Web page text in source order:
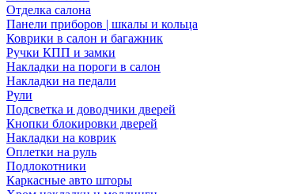
Отделка салона
Панели приборов | шкалы и кольца
Коврики в салон и багажник
Ручки КПП и замки
Накладки на пороги в салон
Накладки на педали
Рули
Подсветка и доводчики дверей
Кнопки блокировки дверей
Накладки на коврик
Оплетки на руль
Подлокотники
Каркасные авто шторы